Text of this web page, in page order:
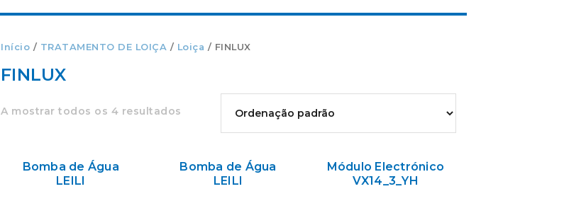
Início / TRATAMENTO DE LOIÇA / Loiça / FINLUX
FINLUX
A mostrar todos os 4 resultados
Bomba de Água
LEILI
Bomba de Água
LEILI
Módulo Electrónico
VX14_3_YH